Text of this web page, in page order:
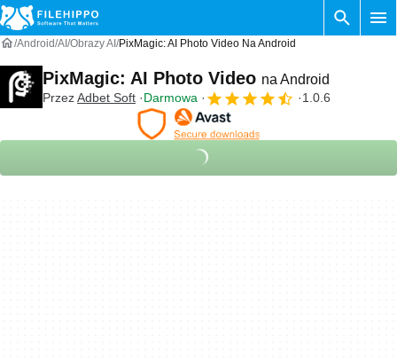
Android AI Obrazy AI PixMagic: AI Photo Video Na Android
PixMagic: AI Photo Video na Android
PrzezAdbet Soft Darmowa 1.0.6